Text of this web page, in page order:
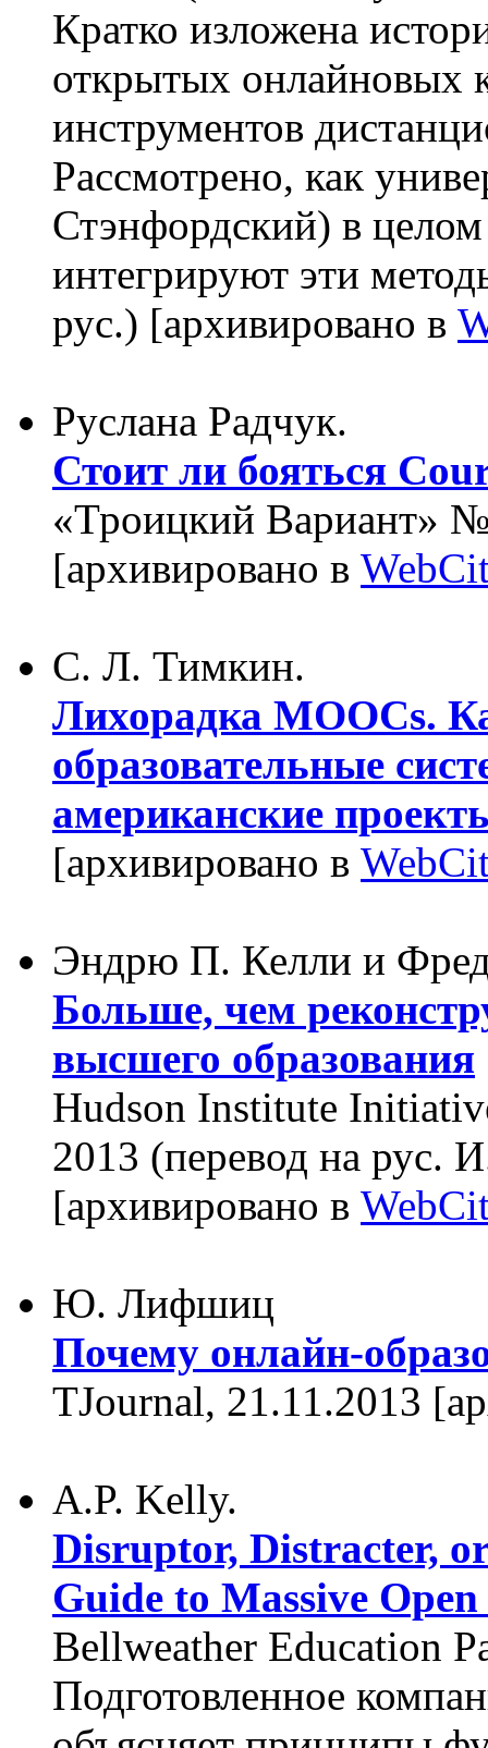
Кратко изложена
открытых онлайновых
инструментов
Рассмотрено, как
Стэнфордский) в целом
интегрируют эти
рус.) [архивировано в
Руслана Радчук.
Стоит ли бояться
«Троицкий Вариант»
[архивировано в
С. Л. Тимкин.
Лихорадка MOOCs.
образовательные
американские
[архивировано в
Эндрю П. Келли и
Больше, чем
высшего образования
Hudson Institute
2013 (перевод на рус.
[архивировано в
Ю. Лифшиц
Почему онлайн-
TJournal, 21.11.2013
A.P. Kelly.
Disruptor, Distracter,
Guide to Massive
Bellweather Education
Подготовленное